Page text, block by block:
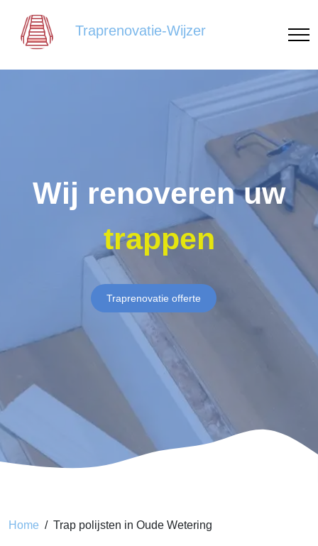
Traprenovatie-Wijzer
Wij renoveren uw
trappen
Traprenovatie offerte
Home Trap polijsten in Oude Wetering